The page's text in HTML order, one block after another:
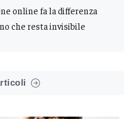
online fa la differenza
che resta invisibile